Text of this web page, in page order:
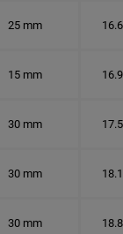
25 mm
15 mm
30 mm
30 mm
30 mm